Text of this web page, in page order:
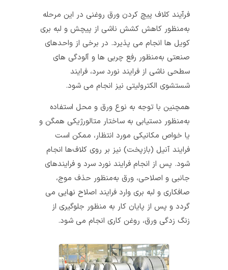
فرآیند کلاف پیچ کردن ورق روغنی در این مرحله
به‌منظور کاهش کشش ناشی از پیچش و لبه بری
کویل ها انجام می‌ پذیرد. در برخی از واحدهای
صنعتی به‌منظور رفع چربی‌ ها و آلودگی‌ های
سطحی ناشی از فرایند نورد سرد، فرایند
شستشوی الکترولیتی نیز انجام می‌ شود.
همچنین با توجه به نوع ورق و محل استفاده
به‌منظور دستیابی به ساختار متالورژیکی همگن و
یا خواص مکانیکی مورد انتظار، ممکن است
فرایند آنیل (بازپخت) نیز بر روی کلاف‌ها انجام
شود. پس از انجام فرایند نورد سرد و فرایندهای
جانبی و اصلاحی، ورق به‌منظور حذف موج،
صافکاری و لبه بری وارد فرایند اصلاح نهایی می‌
گردد و پس از پایان کار به‌ منظور جلوگیری از
زنگ‌ زدگی ورق، روغن‌ کاری انجام می‌ شود.